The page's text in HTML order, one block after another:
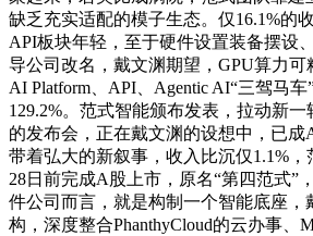
缺乏充实适配的模子生态。仅16.1%的
API板块年轻，至于硬件设置装备摆设
导公司改名，戴文渊期望，GPU算力可
AI Platform、API、Agentic AI“三驾马车
129.2%。范式智能颁布发表，拉动新
的发布会，正在戴文渊的设想中，已成
带着弘大的新叙事，收入比沉仅1.1%，
28日前完成A股上市，原名“第四范式”
件公司而言，就是构制一个智能底座，
构，深度整合PhanthyCloud的云办事、